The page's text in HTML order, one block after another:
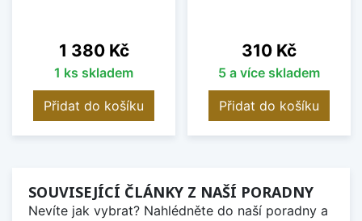
Cena
1 380 Kč
1 ks skladem
Přidat do košíku
Cena
310 Kč
5 a více skladem
Přidat do košíku
SOUVISEJÍCÍ ČLÁNKY Z NAŠÍ PORADNY
Nevíte jak vybrat? Nahlédněte do naší poradny a